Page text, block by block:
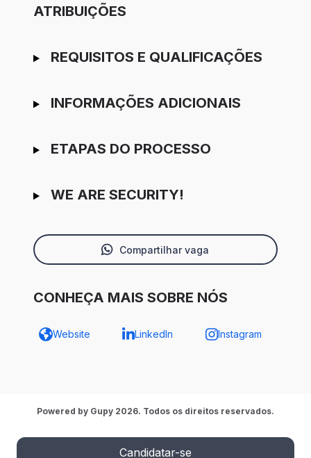
ATRIBUIÇÕES
REQUISITOS E QUALIFICAÇÕES
INFORMAÇÕES ADICIONAIS
ETAPAS DO PROCESSO
WE ARE SECURITY!
Compartilhar vaga
CONHEÇA MAIS SOBRE NÓS
Website LinkedIn Instagram
Candidatar-se
Powered by Gupy 2026. Todos os direitos reservados.